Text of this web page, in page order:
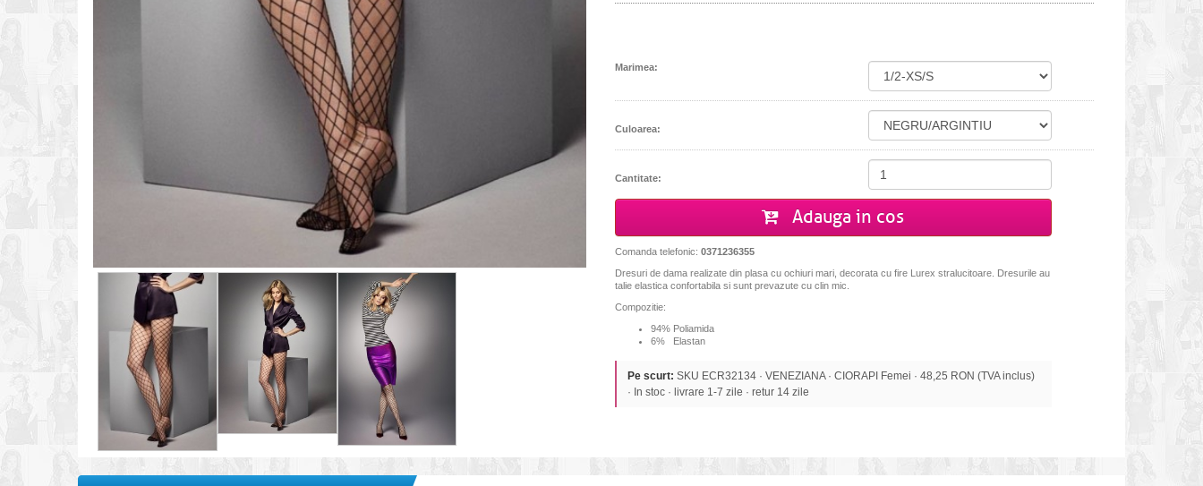
Marimea:
Culoarea:
Cantitate:
Adauga in cos
Comanda telefonic: 0371236355
Dresuri de dama realizate din plasa cu ochiuri mari, decorata cu fire Lurex stralucitoare. Dresurile au
talie elastica confortabila si sunt prevazute cu clin mic.
Compozitie:
94% Poliamida
6% Elastan
Pe scurt: SKU ECR32134 · VENEZIANA · CIORAPI Femei · 48,25 RON (TVA inclus)
· In stoc · livrare 1-7 zile · retur 14 zile